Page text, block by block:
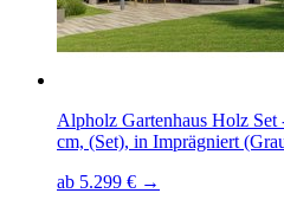
Alpholz Gartenhaus Holz
cm, (Set), in Imprägniert
ab 5.299 € →